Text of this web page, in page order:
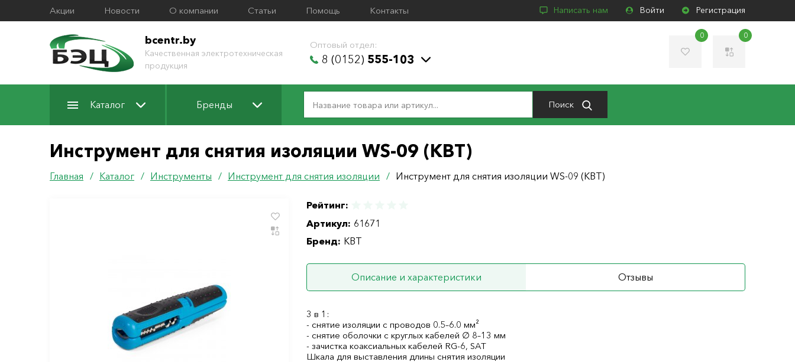
Акции Новости О компании Статьи Помощь Контакты Написать нам Войти Регистрация
bcentr.by
Качественная электротехническая
продукция
Оптовый отдел:
8 (0152) 555-103
0 0
Каталог Бренды Поиск
Инструмент для снятия изоляции WS-09 (КВТ)
Главная / Каталог / Инструменты / Инструмент для снятия изоляции / Инструмент для снятия изоляции WS-09 (КВТ)
Рейтинг:
Артикул: 61671
Бренд: КВТ
Описание и характеристики Отзывы
3 в 1:
- снятие изоляции с проводов 0.5–6.0 мм²
- снятие оболочки с круглых кабелей ∅ 8–13 мм
- зачистка коаксиальных кабелей RG-6, SAT
Шкала для выставления длины снятия изоляции